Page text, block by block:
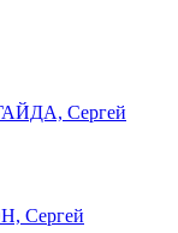
Сергей
Сергей